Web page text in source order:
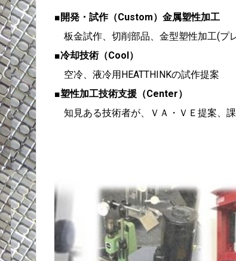
■開発・試作（Custom）金属塑性加工
板金試作、切削部品、金型塑性加工(プ
■冷却技術（Cool）
空冷、液冷用HEATTHINKの試作提案
■塑性加工技術支援（Center）
知見ある技術者が、ＶＡ・ＶＥ提案、